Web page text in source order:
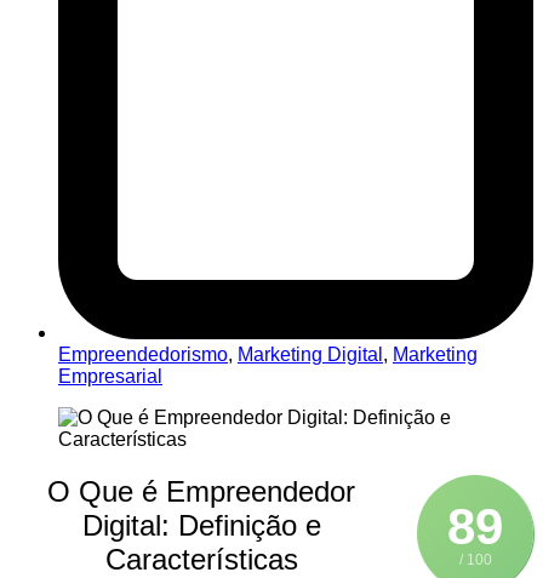
Empreendedorismo, Marketing Digital , Marketing
Empresarial
89
/ 100
O Que é Empreendedor
Digital: Definição e
Características